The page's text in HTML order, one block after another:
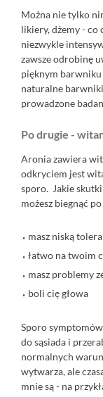
Można nie tylko
likiery, dżemy - co
niezwykle
zawsze odrobinę
pięknym
naturalne
prowadzone
Po drugie -
Aronia zawiera
odkryciem jest
sporo. Jakie
możesz biegnąć
masz niską
łatwo na twoim
masz problemy
boli cię głowa
Sporo
do sąsiada i
normalnych
wytwarza, ale
mnie są - na